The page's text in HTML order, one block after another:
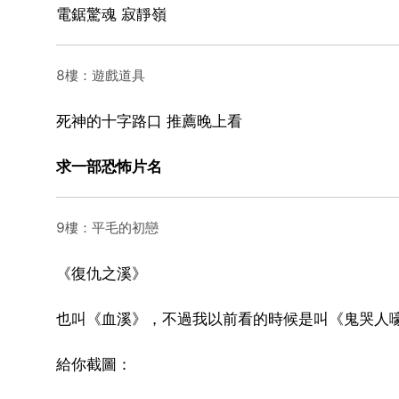
電鋸驚魂 寂靜嶺
8樓：遊戲道具
死神的十字路口 推薦晚上看
求一部恐怖片名
9樓：平毛的初戀
《復仇之溪》
也叫《血溪》，不過我以前看的時候是叫《鬼哭人
給你截圖：